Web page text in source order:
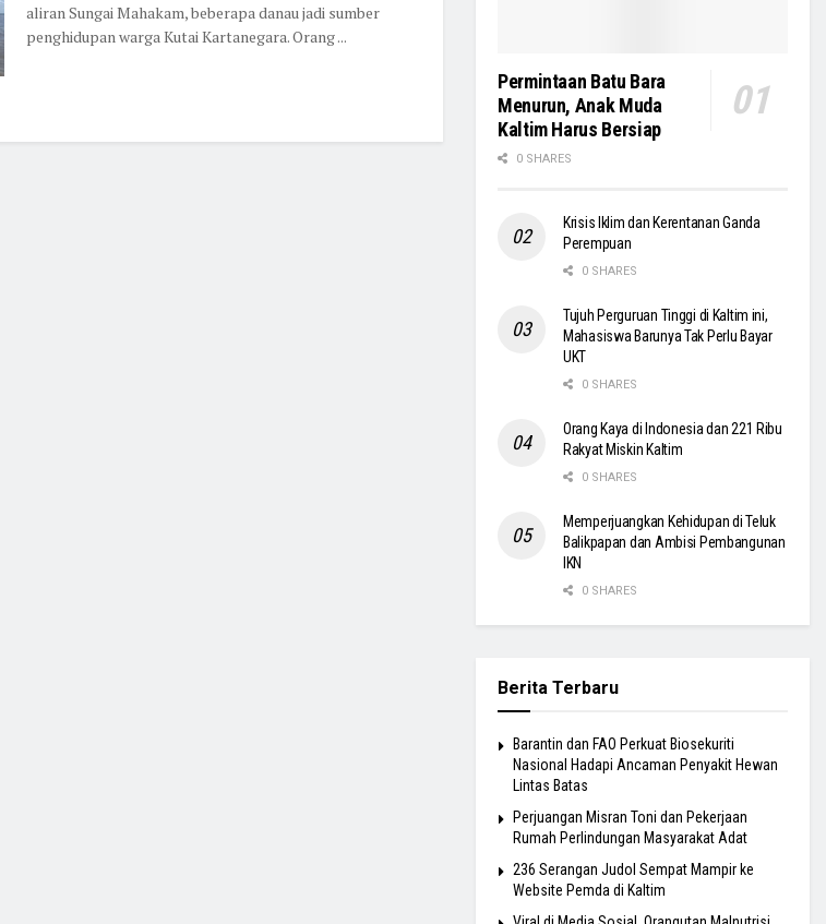
aliran Sungai Mahakam, beberapa danau jadi sumber
penghidupan warga Kutai Kartanegara. Orang ...
Permintaan Batu Bara
Menurun, Anak Muda
Kaltim Harus Bersiap
0 SHARES
Krisis Iklim dan Kerentanan Ganda
Perempuan
0 SHARES
Tujuh Perguruan Tinggi di Kaltim ini,
Mahasiswa Barunya Tak Perlu Bayar
UKT
0 SHARES
Orang Kaya di Indonesia dan 221 Ribu
Rakyat Miskin Kaltim
0 SHARES
Memperjuangkan Kehidupan di Teluk
Balikpapan dan Ambisi Pembangunan
IKN
0 SHARES
Berita Terbaru
Barantin dan FAO Perkuat Biosekuriti
Nasional Hadapi Ancaman Penyakit Hewan
Lintas Batas
Perjuangan Misran Toni dan Pekerjaan
Rumah Perlindungan Masyarakat Adat
236 Serangan Judol Sempat Mampir ke
Website Pemda di Kaltim